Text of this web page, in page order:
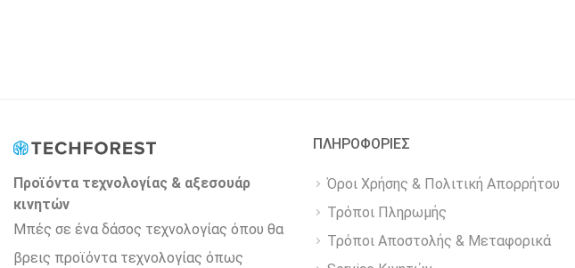
Προϊόντα τεχνολογίας & αξεσουάρ
κινητών
Μπές σε ένα δάσος τεχνολογίας όπου θα
βρεις προϊόντα τεχνολογίας όπως
ΠΛΗΡΟΦΟΡΙΕΣ
Όροι Χρήσης & Πολιτική Απορρήτου
Τρόποι Πληρωμής
Τρόποι Αποστολής & Μεταφορικά